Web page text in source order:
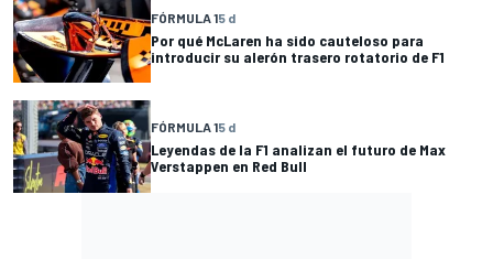
FÓRMULA 15 d
Por qué McLaren ha sido cauteloso para
introducir su alerón trasero rotatorio de F1
FÓRMULA 15 d
Leyendas de la F1 analizan el futuro de Max
Verstappen en Red Bull